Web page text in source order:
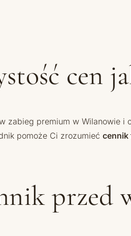
cen
zabieg premium w Wilanowie
pomoże Ci zrozumieć cennik
przed